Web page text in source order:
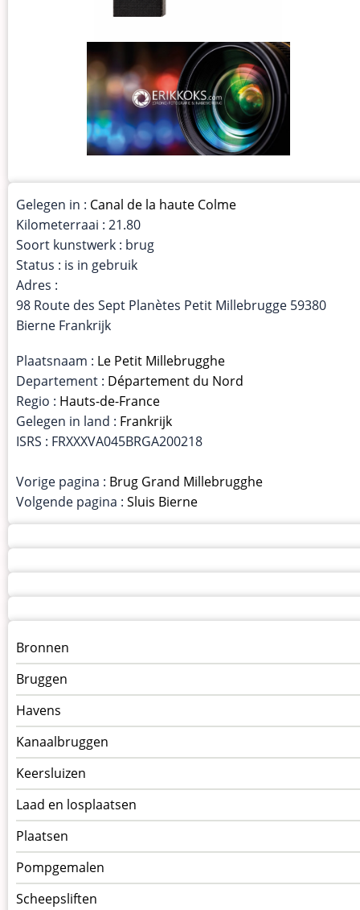
Gelegen in : Canal de la haute Colme
Kilometerraai : 21.80
Soort kunstwerk : brug
Status : is in gebruik
Adres :
98 Route des Sept Planètes Petit Millebrugge 59380
Bierne Frankrijk
Plaatsnaam : Le Petit Millebrugghe
Departement : Département du Nord
Regio : Hauts-de-France
Gelegen in land : Frankrijk
ISRS : FRXXXVA045BRGA200218
Vorige pagina : Brug Grand Millebrugghe
Volgende pagina : Sluis Bierne
Menu
kunstwerken
op
kunstwerkpagina
Bronnen
Bruggen
Havens
Kanaalbruggen
Keersluizen
Laad en losplaatsen
Plaatsen
Pompgemalen
Scheepsliften